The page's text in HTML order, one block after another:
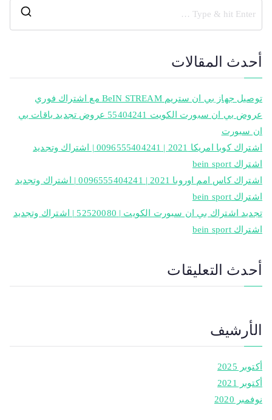
أحدث المقالات
توصيل جهاز بي ان ستريم BeIN STREAM مع اشتراك فوري
عروض بي ان سبورت الكويت 55404241 عروض تجديد باقات بي
ان سبورت
اشتراك كوبا امريكا 2021 | 0096555404241 | اشتراك وتجديد
اشتراك bein sport
اشتراك كاس امم اوروبا 2021 | 0096555404241 | اشتراك وتجديد
اشتراك bein sport
تجديد اشتراك بي ان سبورت الكويت | 52520080 | اشتراك وتجديد
اشتراك bein sport
أحدث التعليقات
الأرشيف
أكتوبر 2025
أكتوبر 2021
نوفمبر 2020